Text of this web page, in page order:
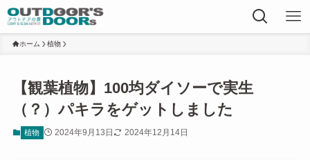
ホーム 植物
【観葉植物】100均ダイソーで実生
（？）パキラをゲットしました
植物 2024年9月13日 2024年12月14日